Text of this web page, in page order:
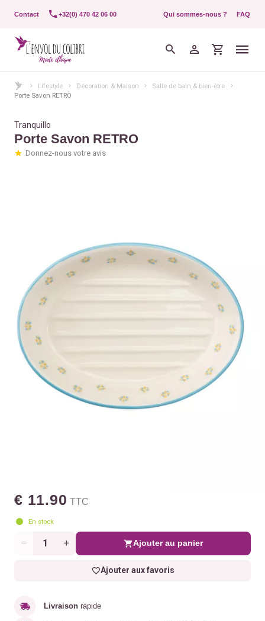
Contact +32(0) 470 42 06 00 Qui sommes-nous ? FAQ
Lifestyle Décoration & Maison
Salle de bain & bien-être
Porte Savon RETRO
Tranquillo
Porte Savon RETRO
Donnez-nous votre avis
€ 11.90 TTC
En stock
Quantité Ajouter au panier
Ajouter aux favoris
Livraison rapide